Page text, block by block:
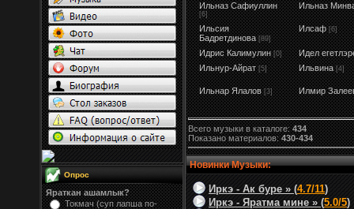
Опрос
Яраткан ашамлык?
Токмач (суп лапша по-
Ильназ Сафиуллин
[6]
Ильназ
Ильсия
Бадретдинова [89]
Илсаф [6]
Идрис Калимулин [0]
Идел
Ильнур-Айрат [5] Ильвина [4]
Ильнар Ялалов [3] Илмир
Всего музыки в каталоге:434
Показано материалов:430-434
Новинки Музыки:
Иркэ - Ак буре » (4.7/11)
Иркэ - Яратма мине » (5.0/5)